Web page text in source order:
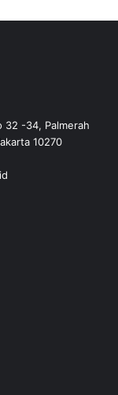
32 -34, Palmerah
10270